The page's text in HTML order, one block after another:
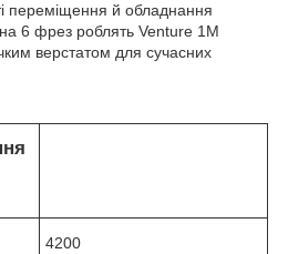
переміщення й обладнання
6 фрез роблять Venture 1M
верстатом для сучасних
4200